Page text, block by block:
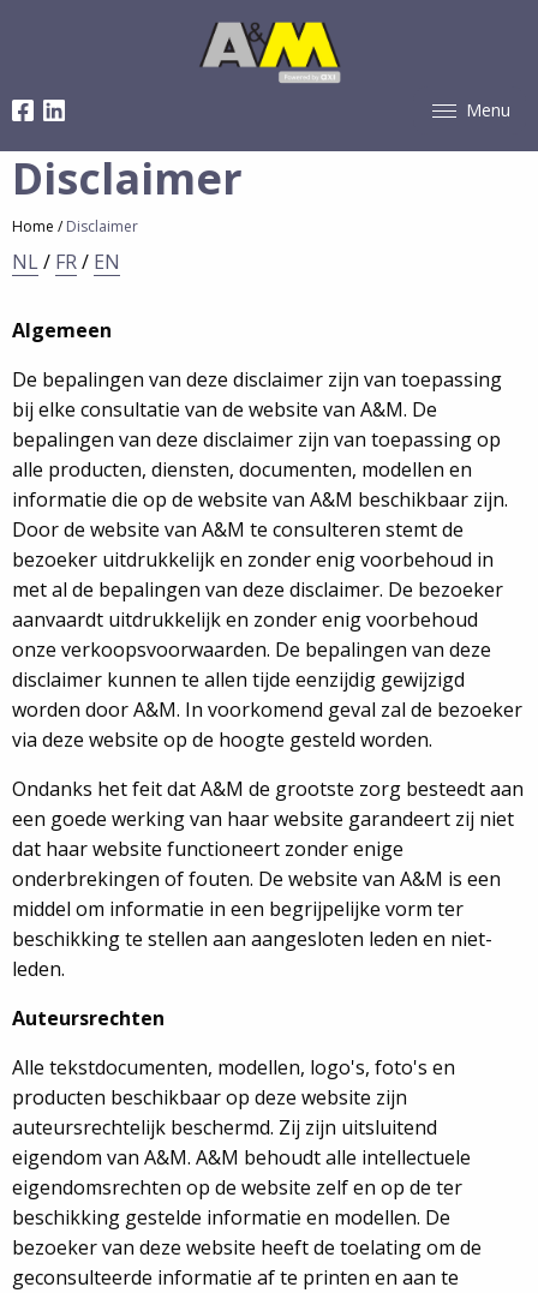
de
inhoud
gaan
Hoofdnavigatie
mobile
(desktop)
Menu
Disclaimer
Kruimelpad
Home Disclaimer
NL/ FR/ EN
Algemeen
De bepalingen van deze disclaimer zijn van toepassing
bij elke consultatie van de website van A&M. De
bepalingen van deze disclaimer zijn van toepassing op
alle producten, diensten, documenten, modellen en
informatie die op de website van A&M beschikbaar zijn.
Door de website van A&M te consulteren stemt de
bezoeker uitdrukkelijk en zonder enig voorbehoud in
met al de bepalingen van deze disclaimer. De bezoeker
aanvaardt uitdrukkelijk en zonder enig voorbehoud
onze verkoopsvoorwaarden. De bepalingen van deze
disclaimer kunnen te allen tijde eenzijdig gewijzigd
worden door A&M. In voorkomend geval zal de bezoeker
via deze website op de hoogte gesteld worden.
Ondanks het feit dat A&M de grootste zorg besteedt aan
een goede werking van haar website garandeert zij niet
dat haar website functioneert zonder enige
onderbrekingen of fouten. De website van A&M is een
middel om informatie in een begrijpelijke vorm ter
beschikking te stellen aan aangesloten leden en niet-
leden.
Auteursrechten
Alle tekstdocumenten, modellen, logo's, foto's en
producten beschikbaar op deze website zijn
auteursrechtelijk beschermd. Zij zijn uitsluitend
eigendom van A&M. A&M behoudt alle intellectuele
eigendomsrechten op de website zelf en op de ter
beschikking gestelde informatie en modellen. De
bezoeker van deze website heeft de toelating om de
geconsulteerde informatie af te printen en aan te